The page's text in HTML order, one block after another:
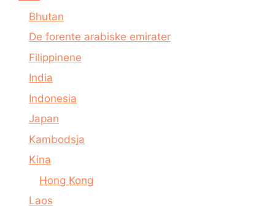
Bhutan
De forente arabiske emirater
Filippinene
India
Indonesia
Japan
Kambodsja
Kina
Hong Kong
Laos